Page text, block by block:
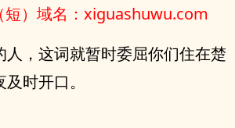
短）域名：xiguashuwu.com
人，这词就暂时委屈你们住在楚
时开口。